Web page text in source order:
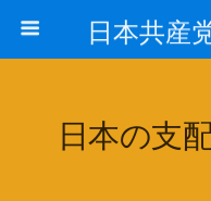
日本共産
日本の支